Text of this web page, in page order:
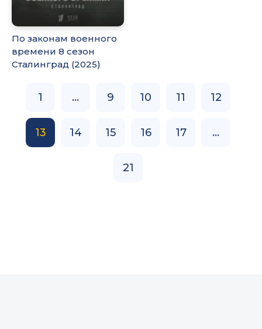
По законам военного
времени 8 сезон
Сталинград (2025)
1 ... 9 10 11 12
13 14 15 16 17 ...
21